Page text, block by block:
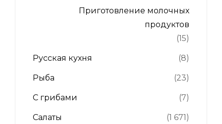
Приготовление молочных
продуктов
(15)
Русская кухня (8)
Рыба (23)
С грибами (7)
Салаты (1 671)